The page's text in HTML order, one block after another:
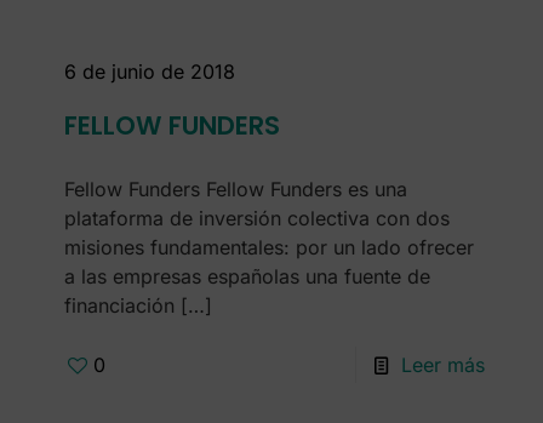
6 de junio de 2018
FELLOW FUNDERS
Fellow Funders Fellow Funders es una
plataforma de inversión colectiva con dos
misiones fundamentales: por un lado ofrecer
a las empresas españolas una fuente de
financiación […]
0 Leer más